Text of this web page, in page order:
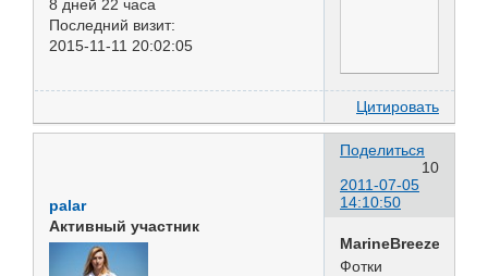
8 дней 22 часа
Последний визит:
2015-11-11 20:02:05
Цитировать
Поделиться
10
2011-07-05
14:10:50
palar
Активный участник
MarineBreeze
Фотки